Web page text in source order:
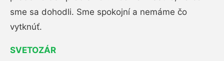
sme sa dohodli. Sme spokojní a nemáme čo
vytknúť.
SVETOZÁR